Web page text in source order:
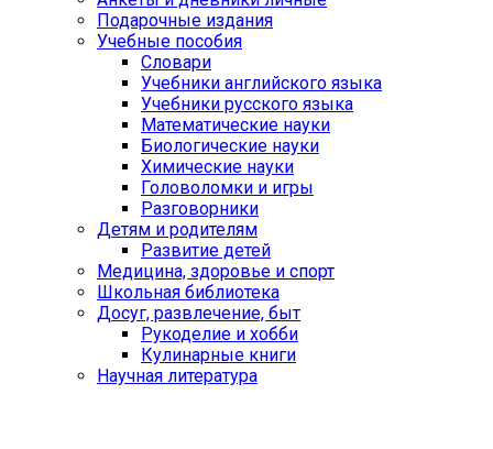
Подарочные издания
Учебные пособия
Словари
Учебники английского языка
Учебники русского языка
Математические науки
Биологические науки
Химические науки
Головоломки и игры
Разговорники
Детям и родителям
Развитие детей
Медицина, здоровье и спорт
Школьная библиотека
Досуг, развлечение, быт
Рукоделие и хобби
Кулинарные книги
Научная литература